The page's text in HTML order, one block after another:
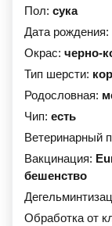
Пол: сука
Дата рождения:
Окрас: черно-
Тип шерсти:
Родословная:
Чип: есть
Ветеринарный
Вакцинация:
бешенство
Обработка от